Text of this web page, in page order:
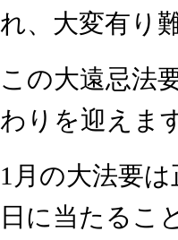
れ、大変有り
この大遠忌法
わりを迎えま
1月の大法要
日に当たるこ